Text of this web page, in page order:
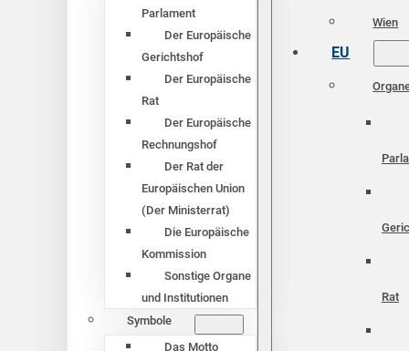
Parlament
Der Europäische
Gerichtshof
Der Europäische
Rat
Der Europäische
Rechnungshof
Der Rat der
Europäischen Union
(Der Ministerrat)
Die Europäische
Kommission
Sonstige Organe
und Institutionen
Symbole
Das Motto
Wien
EU
Rat